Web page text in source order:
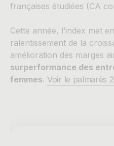
françaises étudiées (CA
Cette année, l’index met
ralentissement de la
amélioration des marges
surperformance des
femmes. Voir le palmarès